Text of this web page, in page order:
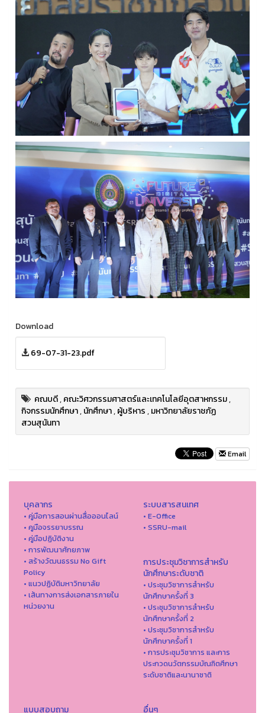
Download
69-07-31-23.pdf
คณบดี,คณะวิศวกรรมศาสตร์และเทคโนโลยีอุตสาหกรรม,
กิจกรรมนักศึกษา,นักศึกษา,ผู้บริหาร,มหาวิทยาลัยราชภัฏ
สวนสุนันทา
Email
บุคลากร
• คู่มือการสอนผ่านสื่อออนไลน์
• คูมือจรรยาบรรณ
• คู่มือปฏิบัติงาน
• การพัฒนาศักยภาพ
• สร้างวัฒนธรรม No Gift
Policy
• แนวปฏิบัติมหาวิทยาลัย
• เส้นทางการส่งเอกสารภายใน
หน่วยงาน
ระบบสารสนเทศ
• E-Office
• SSRU-mail
การประชุมวิชาการสำหรับ
นักศึกษาระดับชาติ
• ประชุมวิชาการสำหรับ
นักศึกษาครั้งที่ 3
• ประชุมวิชาการสำหรับ
นักศึกษาครั้งที่ 2
• ประชุมวิชาการสำหรับ
นักศึกษาครั้งที่ 1
• การประชุมวิชาการ และการ
ประกวดนวัตกรรมบัณฑิตศึกษา
ระดับชาติและนานาชาติ
แบบสอบถาม อื่นๆ